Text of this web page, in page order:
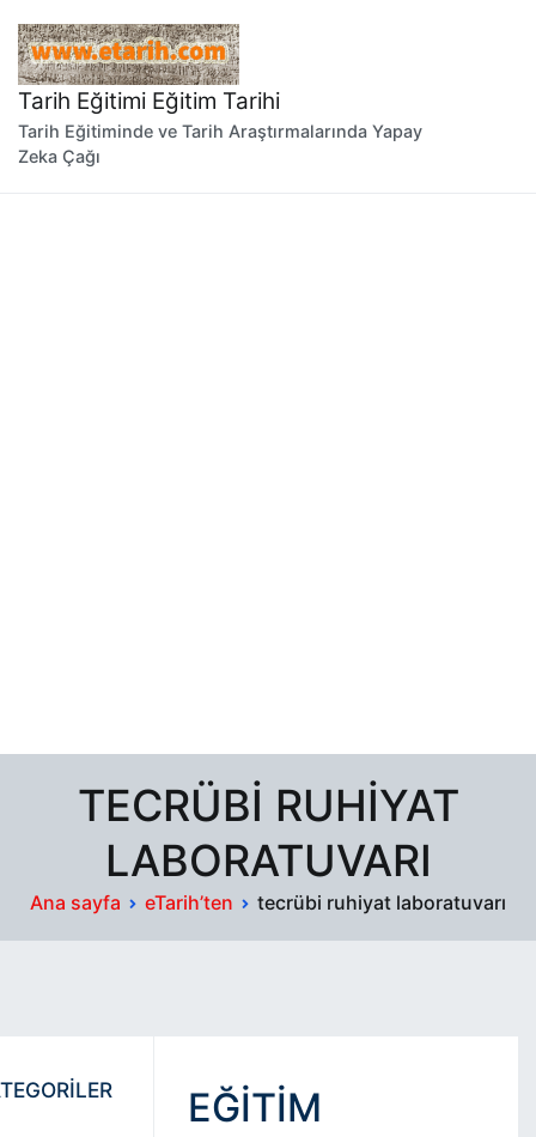
geç
Tarih Eğitimi Eğitim Tarihi
Tarih Eğitiminde ve Tarih Araştırmalarında Yapay
Zeka Çağı
TECRÜBI RUHIYAT
LABORATUVARI
Ana sayfa eTarih’ten tecrübi ruhiyat laboratuvarı
EĞİTİM